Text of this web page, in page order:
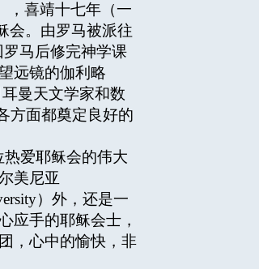
，喜靖十七年（一
会。由罗马被派往
马后修完神学课
远镜的伽利略
曼天文学家和数
方面都奠定良好的
爱耶稣会的伟大
美尼亚
）外，还是一
应手的耶稣会士，
，心中的愉快，非